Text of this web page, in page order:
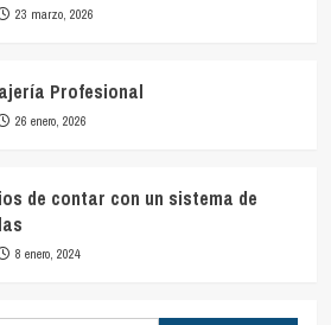
23 marzo, 2026
Profesional
26 enero, 2026
de contar con un sistema de
8 enero, 2024